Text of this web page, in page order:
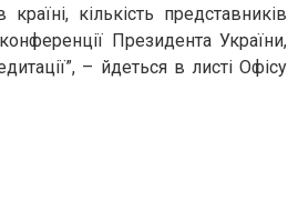
кількість представників
Президента України,
– йдеться в листі Офісу